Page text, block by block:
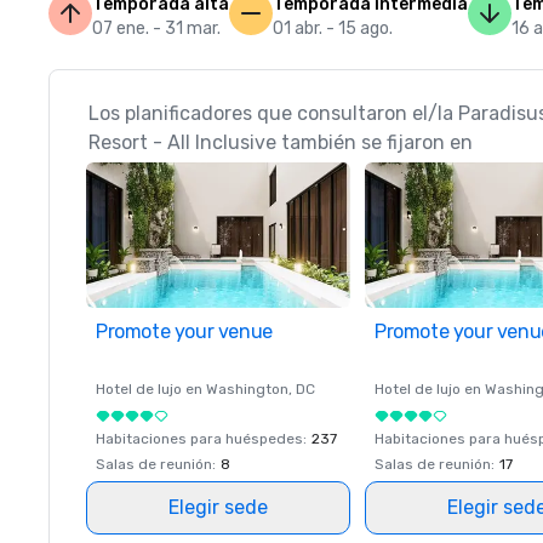
Temporada alta
07 ene. - 31 mar.
Temporada intermedia
01 abr. - 15 ago.
16
Los planificadores que consultaron el/la
Resort - All Inclusive también se fijaron en
Promote your venue
Hotel de lujo en Washington, DC
Habitaciones para huéspedes: 237
Salas de reunión: 8
Elegir sede
Promote your
Hotel de lujo en
Habitaciones para
Salas de reunión: 17
Elegir